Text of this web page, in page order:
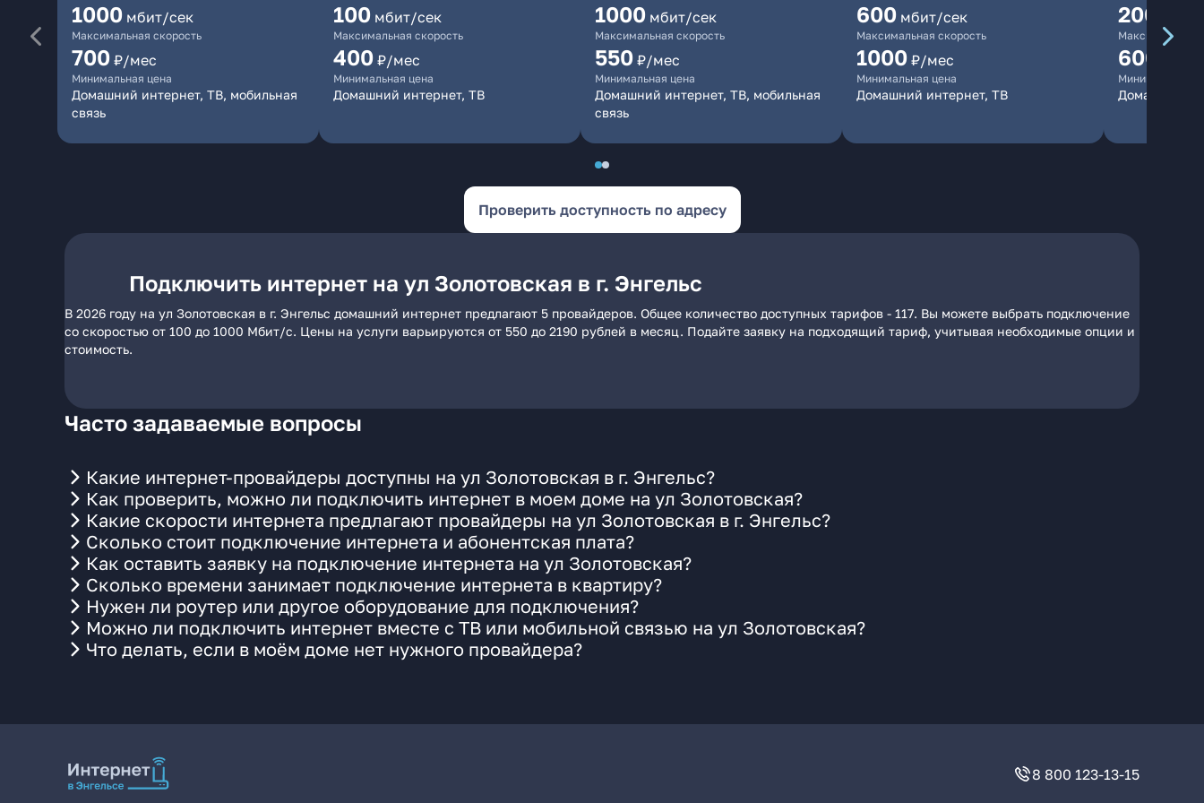
1000 мбит/сек
Максимальная скорость
700 ₽/мес
Минимальная цена
Домашний интернет, ТВ, мобильная
связь
100 мбит/сек
Максимальная скорость
400 ₽/мес
Минимальная цена
Домашний интернет, ТВ
1000 мбит/сек
Максимальная скорость
550 ₽/мес
Минимальная цена
Домашний интернет, ТВ, мобильная
связь
600 мбит/сек
Максимальная скорость
1000 ₽/мес
Минимальная цена
Домашний интернет, ТВ
200
Максимальная
600
Минимальная
Домашний
Проверить доступность по адресу
Подключить интернет на ул Золотовская в г. Энгельс
В 2026 году на ул Золотовская в г. Энгельс домашний интернет предлагают 5 провайдеров. Общее количество доступных тарифов - 117. Вы можете выбрать подключение
со скоростью от 100 до 1000 Мбит/с. Цены на услуги варьируются от 550 до 2190 рублей в месяц. Подайте заявку на подходящий тариф, учитывая необходимые опции и
стоимость.
Часто задаваемые вопросы
Какие интернет-провайдеры доступны на ул Золотовская в г. Энгельс?
Как проверить, можно ли подключить интернет в моем доме на ул Золотовская?
Какие скорости интернета предлагают провайдеры на ул Золотовская в г. Энгельс?
Сколько стоит подключение интернета и абонентская плата?
Как оставить заявку на подключение интернета на ул Золотовская?
Сколько времени занимает подключение интернета в квартиру?
Нужен ли роутер или другое оборудование для подключения?
Можно ли подключить интернет вместе с ТВ или мобильной связью на ул Золотовская?
Что делать, если в моём доме нет нужного провайдера?
8 800 123-13-15